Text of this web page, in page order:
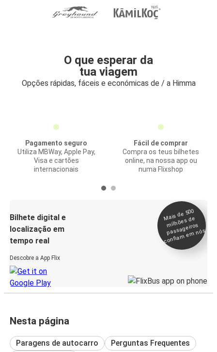
O que esperar da
tua viagem
Opções rápidas, fáceis e económicas de / a Himma
Pagamento seguro
Utiliza MBWay, Apple Pay,
Visa e cartões
internacionais
Fácil de comprar
Compra os teus bilhetes
online, na nossa app ou
numa Flixshop
Bilhete digital e
localização em
tempo real
Descobre a App Flix
Mais de 500
milhões de
passageiros
confia
m e
m nós
Nesta página
Paragens de autocarro
Perguntas Frequentes